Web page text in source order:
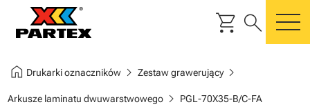
shopping_cart search
home Drukarki oznacznikówchevron_right Zestaw grawerującychevron_right
Arkusze laminatu dwuwarstwowegochevron_right PGL-70X35-B/C-FA